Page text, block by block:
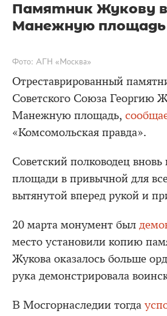
Памятник Жукову
Манежную площадь
Фото: АГН «Москва»
Отреставрированный
Советского Союза Георгию
Манежную площадь,
«Комсомольская правда».
Советский полководец вновь
площади в привычной для
вытянутой вперед рукой и
20 марта монумент был
место установили копию
Жукова оказалось больше
рука демонстрировала
В Мосгорнаследии тогда